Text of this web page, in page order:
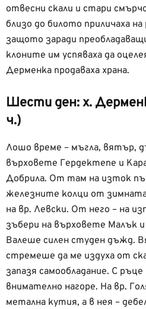
отвесни скали и стари
близо до билото приличаха
защото заради
клоните им успяваха да
Дерменка продаваха храна.
Шести ден: х.
ч.)
Лошо време – мъгла, вятър,
върховете Гердектепе и
Добрила. От там на изток
железните колци от зимната
на вр. Левски. От него – на
зъбери на върховете Малък
Валеше силен студен дъжд.
стремеше да ме издуха от
запазя самообладание. С ръце
внимателно нагоре. На вр.
метална кутия, а в нея –